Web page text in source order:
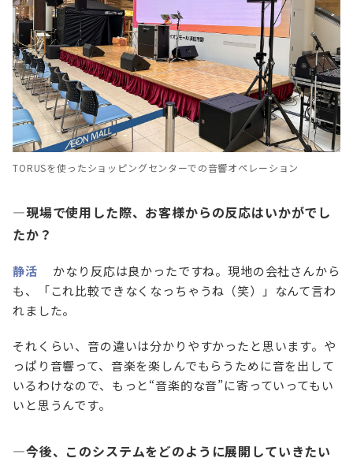
TORUSを使ったショッピングセンターでの音響オペレーション
—現場で使用した際、お客様からの反応はいかがでし
たか？
静活
かなり反応は良かったですね。現地の会社さんから
も、「これ比較できなくなっちゃうね（笑）」なんて言わ
れました。
それくらい、音の違いは分かりやすかったと思います。や
っぱり音響って、音楽を楽しんでもらうために音を出して
いるわけなので、もっと“音楽的な音”に寄っていってもい
いと思うんです。
—今後、このシステムをどのように展開していきたい